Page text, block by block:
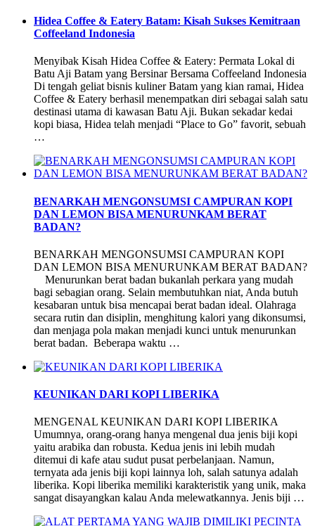
Hidea Coffee & Eatery Batam: Kisah Sukses Kemitraan
Coffeeland Indonesia
Menyibak Kisah Hidea Coffee & Eatery: Permata Lokal di
Batu Aji Batam yang Bersinar Bersama Coffeeland Indonesia
Di tengah geliat bisnis kuliner Batam yang kian ramai, Hidea
Coffee & Eatery berhasil menempatkan diri sebagai salah satu
destinasi utama di kawasan Batu Aji. Bukan sekadar kedai
kopi biasa, Hidea telah menjadi “Place to Go” favorit, sebuah
…
BENARKAH MENGONSUMSI CAMPURAN KOPI
DAN LEMON BISA MENURUNKAM BERAT
BADAN?
BENARKAH MENGONSUMSI CAMPURAN KOPI
DAN LEMON BISA MENURUNKAM BERAT BADAN?
Menurunkan berat badan bukanlah perkara yang mudah
bagi sebagian orang. Selain membutuhkan niat, Anda butuh
kesabaran untuk bisa mencapai berat badan ideal. Olahraga
secara rutin dan disiplin, menghitung kalori yang dikonsumsi,
dan menjaga pola makan menjadi kunci untuk menurunkan
berat badan. Beberapa waktu …
KEUNIKAN DARI KOPI LIBERIKA
MENGENAL KEUNIKAN DARI KOPI LIBERIKA
Umumnya, orang-orang hanya mengenal dua jenis biji kopi
yaitu arabika dan robusta. Kedua jenis ini lebih mudah
ditemui di kafe atau sudut pusat perbelanjaan. Namun,
ternyata ada jenis biji kopi lainnya loh, salah satunya adalah
liberika. Kopi liberika memiliki karakteristik yang unik, maka
sangat disayangkan kalau Anda melewatkannya. Jenis biji …